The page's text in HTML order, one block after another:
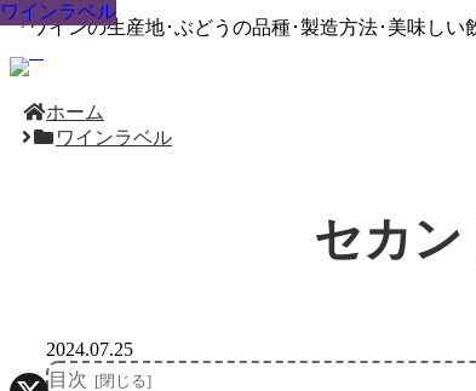
『ワインの生産地･ぶどうの品種･製造方法･美味しい
ホーム
ワインラベル
セカ
ワインラベル
2024.07.25
目次
ワインラベル
ワインラベル
ワインラベル
ワインラベル
ワインラベル
ワインラベル
ワインラベル
ワインラベル